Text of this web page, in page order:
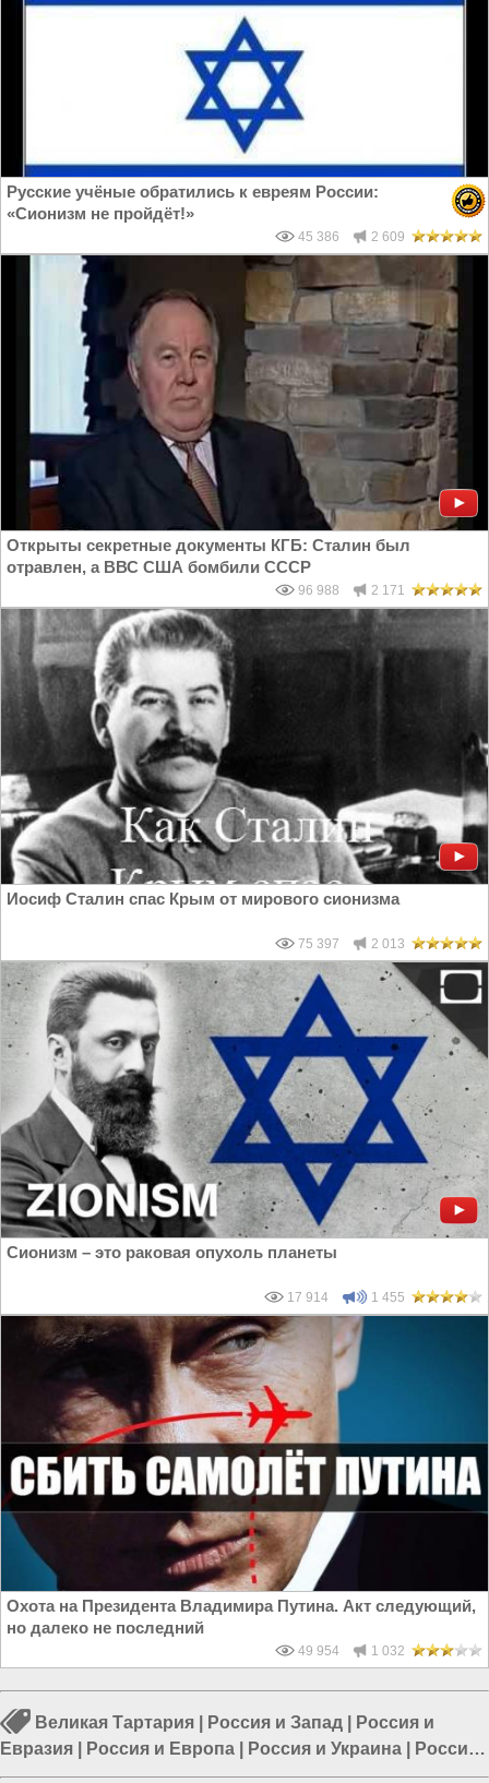
Русские учёные обратились к евреям России:
«Сионизм не пройдёт!»
45 386 2 609
Открыты секретные документы КГБ: Сталин был
отравлен, а ВВС США бомбили СССР
96 988 2 171
Иосиф Сталин спас Крым от мирового сионизма
75 397 2 013
Сионизм – это раковая опухоль планеты
17 914 1 455
Охота на Президента Владимира Путина. Акт следующий,
но далеко не последний
49 954 1 032
Великая Тартария Россия и Запад
Россия и
Евразия
Россия и Европа Россия и Украина
Россия
и ЕС|Европа и Украина